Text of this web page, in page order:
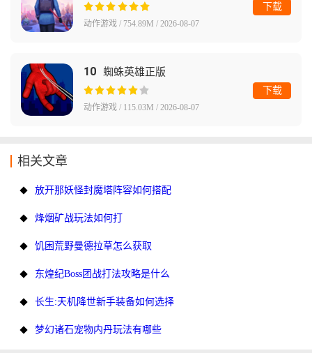
动作游戏 / 754.89M / 2026-08-07
下载
10 蜘蛛英雄正版
动作游戏 / 115.03M / 2026-08-07
下载
相关文章
放开那妖怪封魔塔阵容如何搭配
烽烟矿战玩法如何打
饥困荒野曼德拉草怎么获取
东煌纪Boss团战打法攻略是什么
长生:天机降世新手装备如何选择
梦幻诸石宠物内丹玩法有哪些